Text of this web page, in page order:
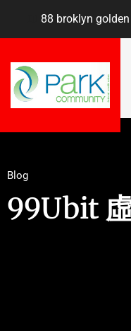
88 broklyn
Blog
99Ubit